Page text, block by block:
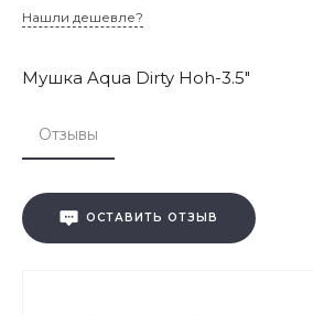
Нашли дешевле?
Мушка Aqua Dirty Hoh-3.5"
Отзывы
ОСТАВИТЬ ОТЗЫВ